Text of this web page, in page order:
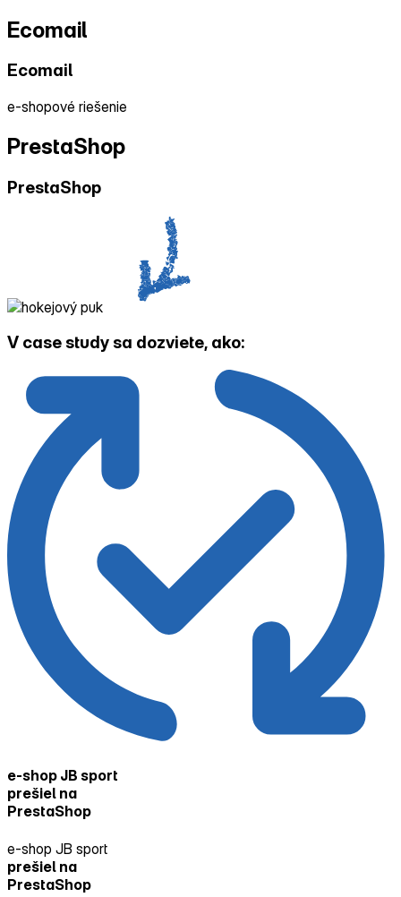
Ecomail
Ecomail
e‑shopové riešenie
PrestaShop
PrestaShop
V case study sa dozviete, ako:
e‑shop JB sport
prešiel na
PrestaShop
e‑shop JB sport
prešiel na
PrestaShop